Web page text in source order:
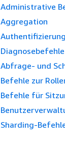
Administrative
Aggregation
Authentifizierung
Diagnosebefehle
Abfrage- und
Befehle zur
Befehle für
Sharding-